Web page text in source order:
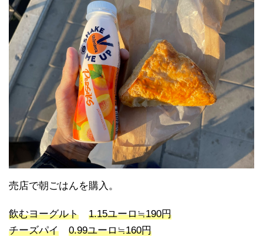
売店で朝ごはんを購入。
飲むヨーグルト
1.15ユーロ≒190円
チーズパイ
0.99ユーロ≒160円